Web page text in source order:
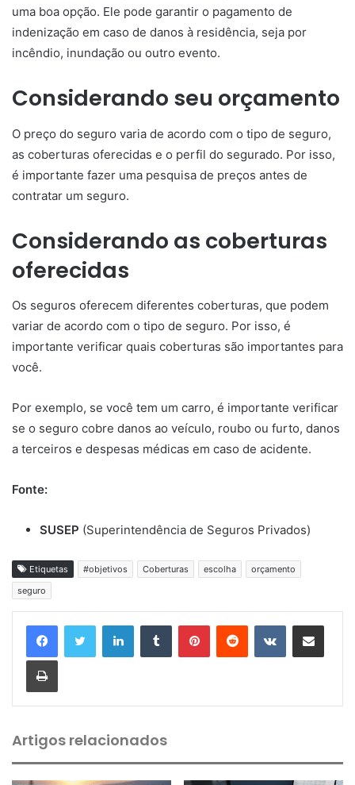
uma boa opção. Ele pode garantir o pagamento de
indenização em caso de danos à residência, seja por
incêndio, inundação ou outro evento.
Considerando seu orçamento
O preço do seguro varia de acordo com o tipo de seguro,
as coberturas oferecidas e o perfil do segurado. Por isso,
é importante fazer uma pesquisa de preços antes de
contratar um seguro.
Considerando as coberturas
oferecidas
Os seguros oferecem diferentes coberturas, que podem
variar de acordo com o tipo de seguro. Por isso, é
importante verificar quais coberturas são importantes para
você.
Por exemplo, se você tem um carro, é importante verificar
se o seguro cobre danos ao veículo, roubo ou furto, danos
a terceiros e despesas médicas em caso de acidente.
Fonte:
SUSEP (Superintendência de Seguros Privados)
Etiquetas #objetivos Coberturas escolha
orçamento
seguro
Artigos relacionados